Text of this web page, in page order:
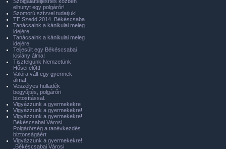
elhunyt egy polgárőr!
Szomorú szívvel tudatjuk!
TE Szedd 2014. Békéscsaba
Tanácsaink a kánikulai meleg
idejére
Tanácsaink a kánikulai meleg
idejére
Teljesült egy Békéscsabai
kislány álma!
Tisztelgünk Nemzetünk
Hősei előtt!
Valóra vált egy gyermek
álma!
Veszélyes hulladék
begyűjtés, polgárőri
biztosítással.
Vigyázzunk a gyermekekre
Vigyázzunk a gyermekekre!
Vigyázzunk a gyermekekre!
Békéscsabai Városi
Polgárőrség a tanévkezdés
biztonságáért
Vigyázzunk a gyermekekre!
„Békéscsabai Városi